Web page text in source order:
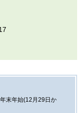
末年始(12月29日か